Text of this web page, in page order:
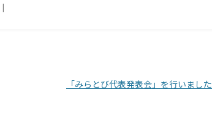
|
「みらとび代表発表会」を行いました